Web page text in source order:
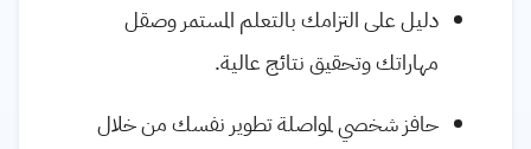
دليل على التزامك بالتعلم المستمر وصقل
مهاراتك وتحقيق نتائج عالية.
حافز شخصي لمواصلة تطوير نفسك من خلال